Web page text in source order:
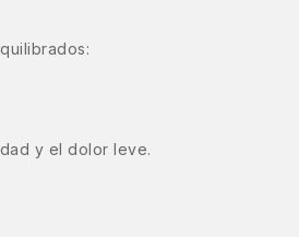
y el dolor leve.